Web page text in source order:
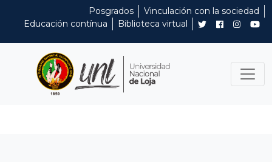
Posgrados
Vinculación con la sociedad
Educación contínua
Biblioteca virtual